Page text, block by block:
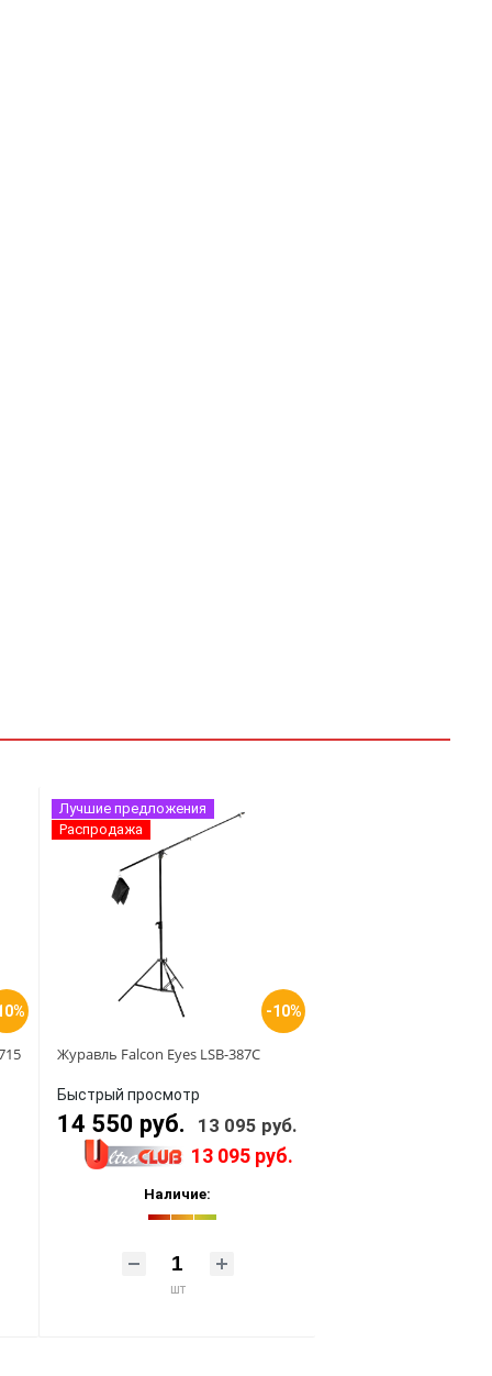
-10%
Лучшие предложения
Распродажа
Журавль Falcon Eyes LSB-387C
Быстрый просмотр
14 550 руб. 13 095 руб.
13 095 руб.
Наличие:
шт